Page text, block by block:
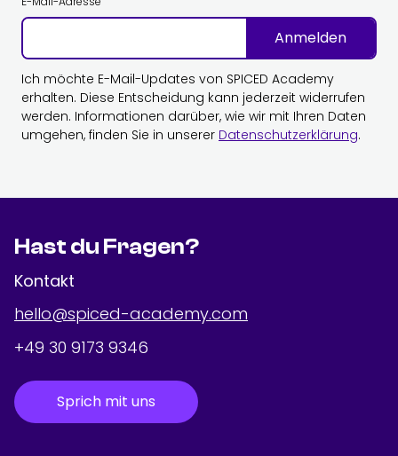
Anmelden
Ich möchte E-Mail-Updates von SPICED Academy
erhalten. Diese Entscheidung kann jederzeit widerrufen
werden. Informationen darüber, wie wir mit Ihren Daten
umgehen, finden Sie in unserer Datenschutzerklärung.
Hast du Fragen?
Kontakt
hello@spiced-academy.com
+49 30 9173 9346
Sprich mit uns